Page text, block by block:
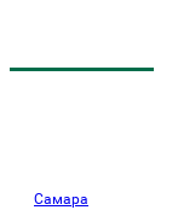
Самара